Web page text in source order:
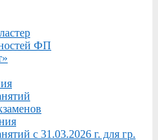
ФП
с 31.03.2026 г. для гр.